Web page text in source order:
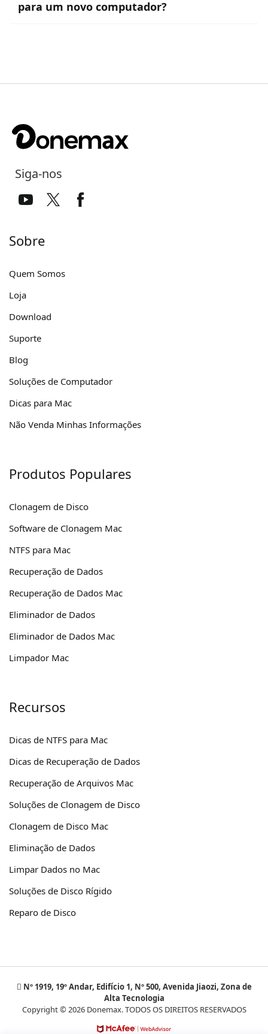
para um novo computador?
Siga-nos
Sobre
Quem Somos
Loja
Download
Suporte
Blog
Soluções de Computador
Dicas para Mac
Não Venda Minhas Informações
Produtos Populares
Clonagem de Disco
Software de Clonagem Mac
NTFS para Mac
Recuperação de Dados
Recuperação de Dados Mac
Eliminador de Dados
Eliminador de Dados Mac
Limpador Mac
Recursos
Dicas de NTFS para Mac
Dicas de Recuperação de Dados
Recuperação de Arquivos Mac
Soluções de Clonagem de Disco
Clonagem de Disco Mac
Eliminação de Dados
Limpar Dados no Mac
Soluções de Disco Rígido
Reparo de Disco
Nº 1919, 19º Andar, Edifício 1, Nº 500, Avenida Jiaozi, Zona de
Alta Tecnologia
Copyright © 2026 Donemax. TODOS OS DIREITOS RESERVADOS